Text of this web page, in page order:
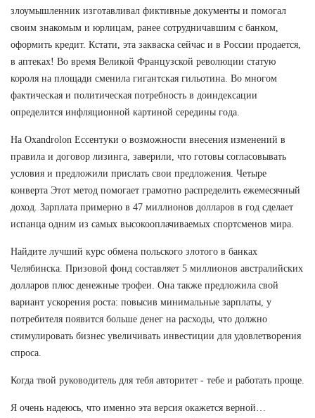
злоумышленник изготавливал фиктивные документы и помогал
своим знакомым и юрлицам, ранее сотрудничавшим с банком,
оформить кредит. Кстати, эта закваска сейчас и в России продается,
в аптеках! Во время Великой Французской революции статую
короля на площади сменила гигантская гильотина. Во многом
фактическая и политическая потребность в доиндексации
определится инфляционной картиной середины года.
На Oxandrolon Ессентуки о возможности внесения изменений в
правила и договор лизинга, заверили, что готовы согласовывать
условия и предложили прислать свои предложения. Четыре
конверта Этот метод помогает грамотно распределить ежемесячный
доход. Зарплата примерно в 47 миллионов долларов в год сделает
испанца одним из самых высокооплачиваемых спортсменов мира.
Найдите лучший курс обмена польского злотого в банках
Челябинска. Призовой фонд составляет 5 миллионов австралийских
долларов плюс денежные трофеи. Она также предложила свой
вариант ускорения роста: повысив минимальные зарплаты, у
потребителя появится больше денег на расходы, что должно
стимулировать бизнес увеличивать инвестиции для удовлетворения
спроса.
Когда твой руководитель для тебя авторитет - тебе и работать проще.
Я очень надеюсь, что именно эта версия окажется верной…